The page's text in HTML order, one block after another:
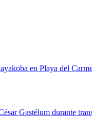
en Playa del
Gastélum durante